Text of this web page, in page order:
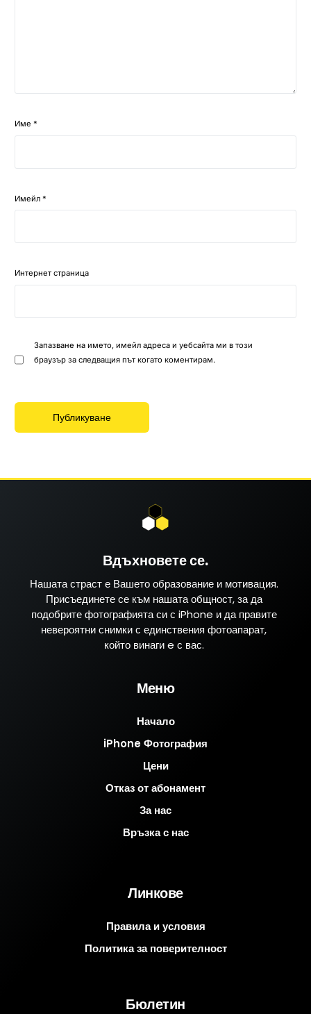
Име*
Имейл*
Интернет страница
Запазване на името, имейл адреса и уебсайта ми в този
браузър за следващия път когато коментирам.
Вдъхновете се.
Нашата страст е Вашето образование и мотивация.
Присъединете се към нашата общност, за да
подобрите фотографията си с iPhone и да правите
невероятни снимки с единствения фотоапарат,
който винаги e с вас.
Меню
Начало
iPhone Фотография
Цени
Отказ от абонамент
За нас
Връзка с нас
Линкове
Правила и условия
Политика за поверителност
Бюлетин